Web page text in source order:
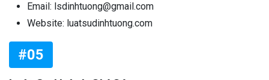
Email: lsdinhtuong@gmail.com
Website: luatsudinhtuong.com
#05